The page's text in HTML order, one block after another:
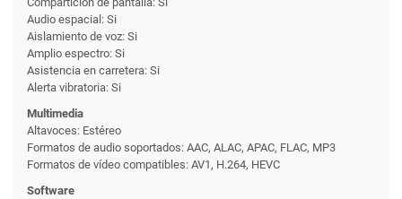
Audio espacial: Si
Aislamiento de voz: Si
Amplio espectro: Si
Asistencia en carretera: Si
Alerta vibratoria: Si
Multimedia
Altavoces: Estéreo
Formatos de audio soportados: AAC, ALAC, APAC, FLAC, MP3
Formatos de vídeo compatibles: AV1, H.264, HEVC
Software